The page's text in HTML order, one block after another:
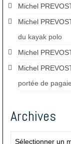
Michel
Michel
du kayak polo
Michel
Michel
portée de pagaie
Archives